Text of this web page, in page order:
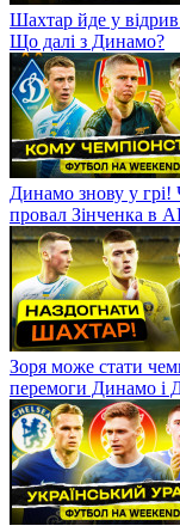
Шахтар йде у
Що далі з Динамо?
Динамо знову у грі!
провал Зінченка в
Зоря може стати
перемоги Динамо і